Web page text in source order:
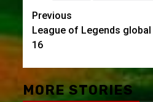
Post
navigation
Previous
League of Legends
16
MORE STORIES